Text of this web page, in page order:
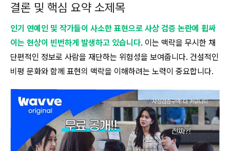
결론 및 핵심 요약 소제목
인기 연예인 및 작가들이 사소한 표현으로 사상 검증 논란에 휩싸
이는 현상이 빈번하게 발생하고 있습니다. 이는 맥락을 무시한 채
단편적인 정보로 사람을 재단하는 위험성을 보여줍니다. 건설적인
비평 문화와 함께 표현의 맥락을 이해하려는 노력이 중요합니다.